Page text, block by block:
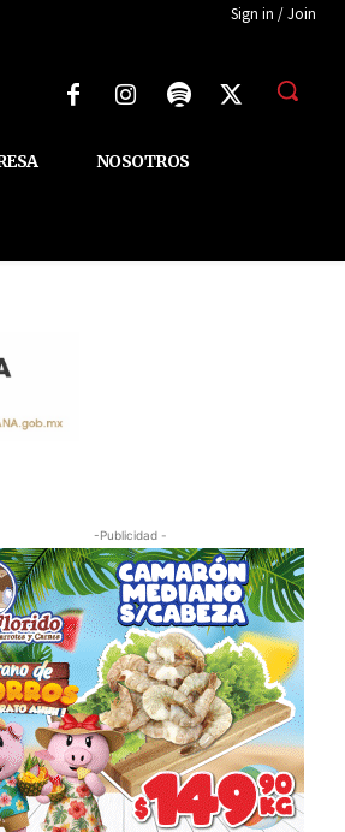
Sign in / Join
NOSOTROS
-Publicidad -